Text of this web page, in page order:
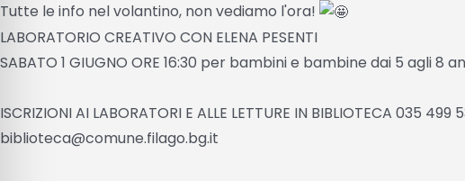
Tutte le info nel volantino, non vediamo l'ora!
LABORATORIO CREATIVO CON ELENA PESENTI
SABATO 1 GIUGNO ORE 16:30 per bambini e bambine dai 5 agli 8
ISCRIZIONI AI LABORATORI E ALLE LETTURE IN BIBLIOTECA 035 499
biblioteca@comune.filago.bg.it